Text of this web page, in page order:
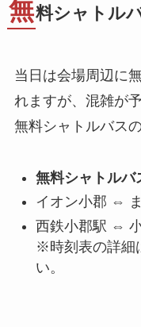
無料シャトル
当日は会場周辺に
れますが、混雑が
無料シャトルバス
無料シャトルバ
イオン小郡 ⇔
西鉄小郡駅 ⇔
※時刻表の詳細
い。